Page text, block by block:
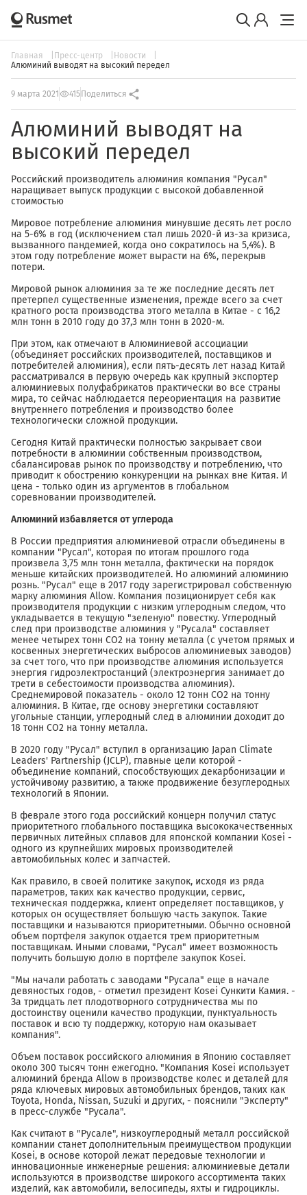
Главная Пресс-центр
Новости
Алюминий выводят на высокий передел
9 марта 2021 415 Поделиться
Алюминий выводят на
высокий передел
Российский производитель алюминия компания "Русал"
наращивает выпуск продукции с высокой добавленной
стоимостью
Мировое потребление алюминия минувшие десять лет росло
на 5-6% в год (исключением стал лишь 2020-й из-за кризиса,
вызванного пандемией, когда оно сократилось на 5,4%). В
этом году потребление может вырасти на 6%, перекрыв
потери.
Мировой рынок алюминия за те же последние десять лет
претерпел существенные изменения, прежде всего за счет
кратного роста производства этого металла в Китае - с 16,2
млн тонн в 2010 году до 37,3 млн тонн в 2020-м.
При этом, как отмечают в Алюминиевой ассоциации
(объединяет российских производителей, поставщиков и
потребителей алюминия), если пять-десять лет назад Китай
рассматривался в первую очередь как крупный экспортер
алюминиевых полуфабрикатов практически во все страны
мира, то сейчас наблюдается переориентация на развитие
внутреннего потребления и производство более
технологически сложной продукции.
Сегодня Китай практически полностью закрывает свои
потребности в алюминии собственным производством,
сбалансировав рынок по производству и потреблению, что
приводит к обострению конкуренции на рынках вне Китая. И
цена - только один из аргументов в глобальном
соревновании производителей.
Алюминий избавляется от углерода
В России предприятия алюминиевой отрасли объединены в
компании "Русал", которая по итогам прошлого года
произвела 3,75 млн тонн металла, фактически на порядок
меньше китайских производителей. Но алюминий алюминию
рознь. "Русал" еще в 2017 году зарегистрировал собственную
марку алюминия Allow. Компания позиционирует себя как
производителя продукции с низким углеродным следом, что
укладывается в текущую "зеленую" повестку. Углеродный
след при производстве алюминия у "Русала" составляет
менее четырех тонн СО2 на тонну металла (с учетом прямых и
косвенных энергетических выбросов алюминиевых заводов)
за счет того, что при производстве алюминия используется
энергия гидроэлектростанций (электроэнергия занимает до
трети в себестоимости производства алюминия).
Среднемировой показатель - около 12 тонн СО2 на тонну
алюминия. В Китае, где основу энергетики составляют
угольные станции, углеродный след в алюминии доходит до
18 тонн СО2 на тонну металла.
В 2020 году "Русал" вступил в организацию Japan Climate
Leaders' Partnership (JCLP), главные цели которой -
объединение компаний, способствующих декарбонизации и
устойчивому развитию, а также продвижение безуглеродных
технологий в Японии.
В феврале этого года российский концерн получил статус
приоритетного глобального поставщика высококачественных
первичных литейных сплавов для японской компании Kosei -
одного из крупнейших мировых производителей
автомобильных колес и запчастей.
Как правило, в своей политике закупок, исходя из ряда
параметров, таких как качество продукции, сервис,
техническая поддержка, клиент определяет поставщиков, у
которых он осуществляет большую часть закупок. Такие
поставщики и называются приоритетными. Обычно основной
объем портфеля закупок отдается трем приоритетным
поставщикам. Иными словами, "Русал" имеет возможность
получить большую долю в портфеле закупок Kosei.
"Мы начали работать с заводами "Русала" еще в начале
девяностых годов, - отметил президент Kosei Сункити Камия. -
За тридцать лет плодотворного сотрудничества мы по
достоинству оценили качество продукции, пунктуальность
поставок и всю ту поддержку, которую нам оказывает
компания".
Объем поставок российского алюминия в Японию составляет
около 300 тысяч тонн ежегодно. "Компания Kosei использует
алюминий бренда Allow в производстве колес и деталей для
ряда ключевых мировых автомобильных брендов, таких как
Toyota, Honda, Nissan, Suzuki и других, - пояснили "Эксперту"
в пресс-службе "Русала".
Как считают в "Русале", низкоуглеродный металл российской
компании станет дополнительным преимуществом продукции
Kosei, в основе которой лежат передовые технологии и
инновационные инженерные решения: алюминиевые детали
используются в производстве широкого ассортимента таких
изделий, как автомобили, велосипеды, яхты и гидроциклы.